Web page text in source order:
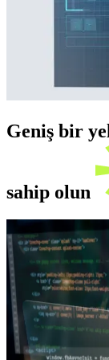
Geniş bir
sahip olun